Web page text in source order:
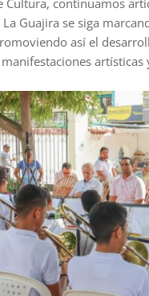
Cultura, continuamos
Guajira se siga
así el
artísticas